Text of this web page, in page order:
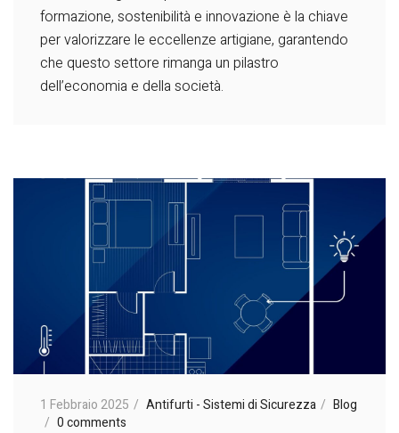
formazione, sostenibilità e innovazione è la chiave
per valorizzare le eccellenze artigiane, garantendo
che questo settore rimanga un pilastro
dell’economia e della società.
1 Febbraio 2025 Antifurti - Sistemi di Sicurezza
Blog
0 comments